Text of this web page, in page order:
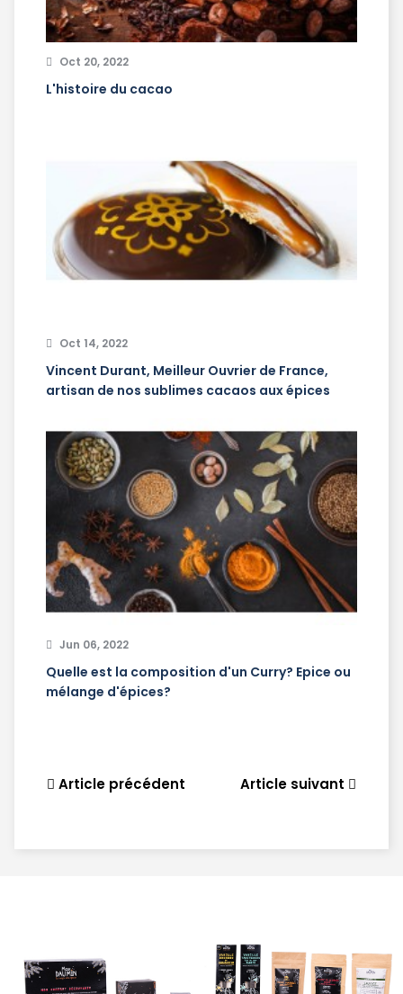
Oct 20, 2022
L'histoire du cacao
Oct 14, 2022
Vincent Durant, Meilleur Ouvrier de France,
artisan de nos sublimes cacaos aux épices
Jun 06, 2022
Quelle est la composition d'un Curry? Epice ou
mélange d'épices?
Article précédent Article suivant